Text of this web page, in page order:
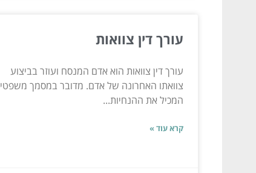
עורך דין צוואות
עורך דין צוואות הוא אדם המנסח ועוזר בביצוע
צוואתו האחרונה של אדם. מדובר במסמך משפטי
המכיל את ההנחיות...
קרא עוד »